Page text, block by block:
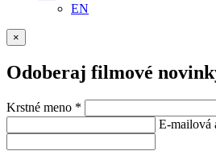
EN
×
Odoberaj filmové
Krstné meno *
E-mailová